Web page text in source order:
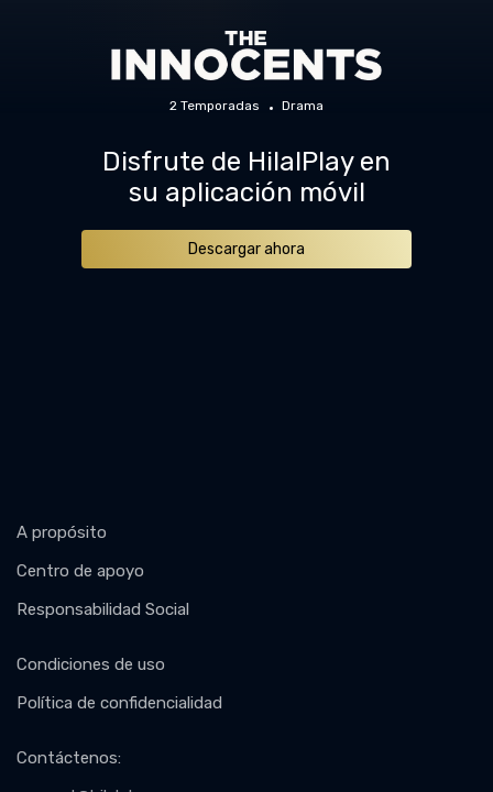
2 Temporadas Drama
Disfrute de HilalPlay en
su aplicación móvil
Descargar ahora
A propósito
Centro de apoyo
Responsabilidad Social
Condiciones de uso
Política de confidencialidad
Contáctenos: